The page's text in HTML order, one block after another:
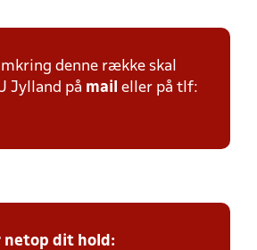
denne række skal
Jylland på mail eller på tlf:
netop dit hold: